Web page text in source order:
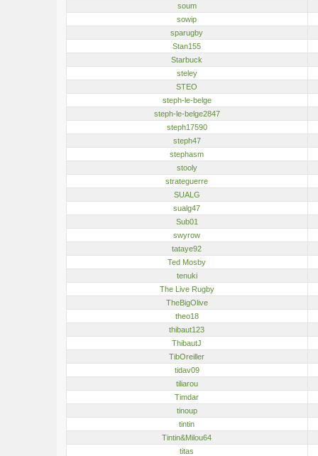
soum
sowip
sparugby
Stan155
Starbuck
steley
STEO
steph-le-belge
steph-le-belge2847
steph17590
steph47
stephasm
stooly
strateguerre
SUALG
sualg47
Sub01
swyrow
tataye92
Ted Mosby
tenuki
The Live Rugby
TheBigOlive
theo18
thibaut123
ThibautJ
TibOreiller
tidav09
tiliarou
Timdar
tinoup
tintin
Tintin&Milou64
titas